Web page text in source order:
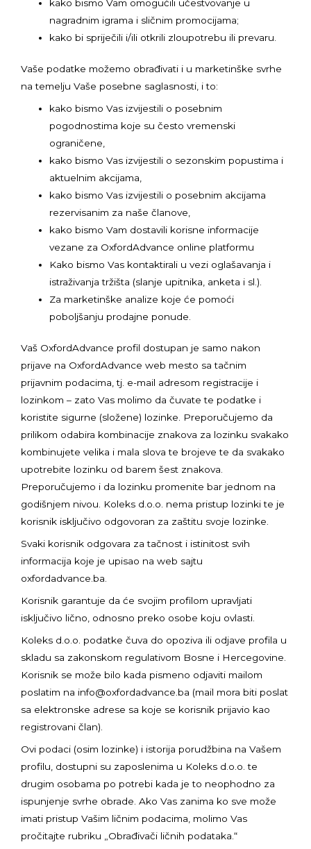
kako bismo Vam omogućili učestvovanje u
nagradnim igrama i sličnim promocijama;
kako bi spriječili i/ili otkrili zloupotrebu ili prevaru.
Vaše podatke možemo obrađivati i u marketinške svrhe
na temelju Vaše posebne saglasnosti, i to:
kako bismo Vas izvijestili o posebnim
pogodnostima koje su često vremenski
ograničene,
kako bismo Vas izvijestili o sezonskim popustima i
aktuelnim akcijama,
kako bismo Vas izvijestili o posebnim akcijama
rezervisanim za naše članove,
kako bismo Vam dostavili korisne informacije
vezane za OxfordAdvance online platformu
Kako bismo Vas kontaktirali u vezi oglašavanja i
istraživanja tržišta (slanje upitnika, anketa i sl.).
Za marketinške analize koje će pomoći
poboljšanju prodajne ponude.
Vaš OxfordAdvance profil dostupan je samo nakon
prijave na OxfordAdvance web mesto sa tačnim
prijavnim podacima, tj. e-mail adresom registracije i
lozinkom – zato Vas molimo da čuvate te podatke i
koristite sigurne (složene) lozinke. Preporučujemo da
prilikom odabira kombinacije znakova za lozinku svakako
kombinujete velika i mala slova te brojeve te da svakako
upotrebite lozinku od barem šest znakova.
Preporučujemo i da lozinku promenite bar jednom na
godišnjem nivou. Koleks d.o.o. nema pristup lozinki te je
korisnik isključivo odgovoran za zaštitu svoje lozinke.
Svaki korisnik odgovara za tačnost i istinitost svih
informacija koje je upisao na web sajtu
oxfordadvance.ba.
Korisnik garantuje da će svojim profilom upravljati
isključivo lično, odnosno preko osobe koju ovlasti.
Koleks d.o.o. podatke čuva do opoziva ili odjave profila u
skladu sa zakonskom regulativom Bosne i Hercegovine.
Korisnik se može bilo kada pismeno odjaviti mailom
poslatim na info@oxfordadvance.ba (mail mora biti poslat
sa elektronske adrese sa koje se korisnik prijavio kao
registrovani član).
Ovi podaci (osim lozinke) i istorija porudžbina na Vašem
profilu, dostupni su zaposlenima u Koleks d.o.o. te
drugim osobama po potrebi kada je to neophodno za
ispunjenje svrhe obrade. Ako Vas zanima ko sve može
imati pristup Vašim ličnim podacima, molimo Vas
pročitajte rubriku „Obrađivači ličnih podataka.“